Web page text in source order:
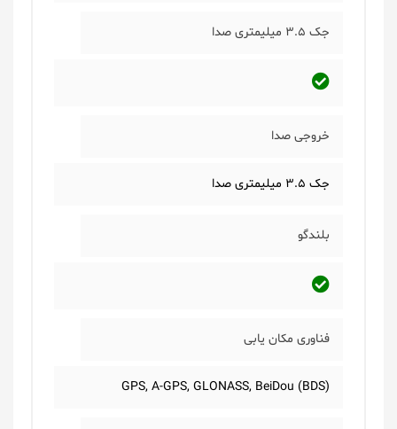
جک 3.5 میلیمتری صدا
خروجی صدا
جک 3.5 میلیمتری صدا
بلندگو
فناوری مکان یابی
(GPS, A-GPS, GLONASS, BeiDou (BDS